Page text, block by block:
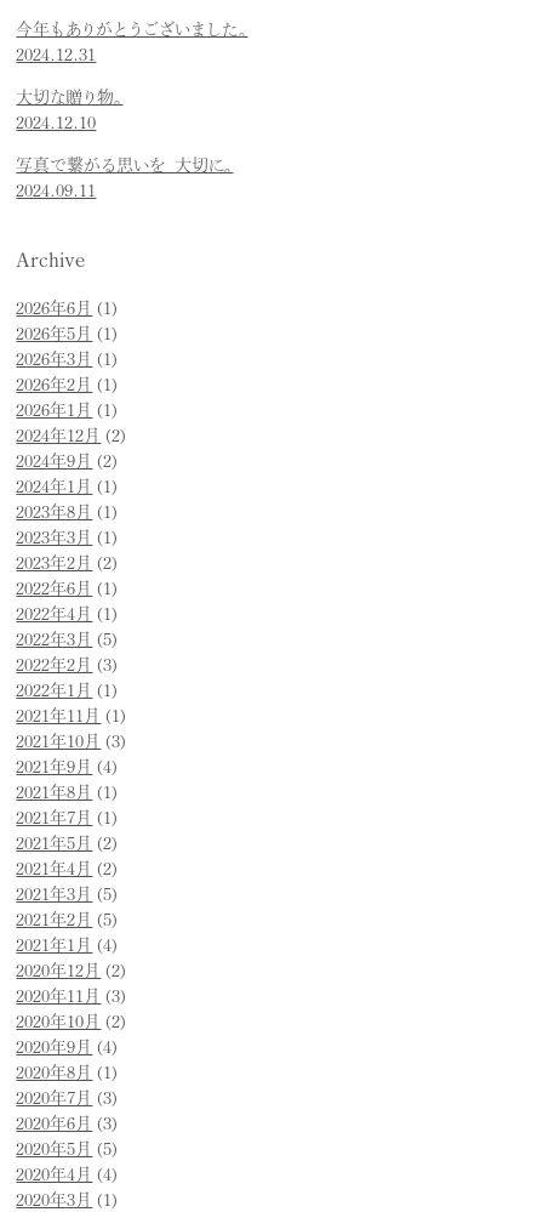
今年もありがとうございました。
2024.12.31
大切な贈り物。
2024.12.10
写真で繋がる思いを 大切に。
2024.09.11
Archive
2026年6月 (1)
2026年5月 (1)
2026年3月 (1)
2026年2月 (1)
2026年1月 (1)
2024年12月 (2)
2024年9月 (2)
2024年1月 (1)
2023年8月 (1)
2023年3月 (1)
2023年2月 (2)
2022年6月 (1)
2022年4月 (1)
2022年3月 (5)
2022年2月 (3)
2022年1月 (1)
2021年11月 (1)
2021年10月 (3)
2021年9月 (4)
2021年8月 (1)
2021年7月 (1)
2021年5月 (2)
2021年4月 (2)
2021年3月 (5)
2021年2月 (5)
2021年1月 (4)
2020年12月 (2)
2020年11月 (3)
2020年10月 (2)
2020年9月 (4)
2020年8月 (1)
2020年7月 (3)
2020年6月 (3)
2020年5月 (5)
2020年4月 (4)
2020年3月 (1)